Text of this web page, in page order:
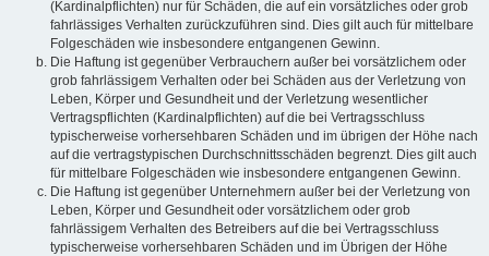
(Kardinalpflichten) nur für Schäden, die auf ein vorsätzliches oder grob
fahrlässiges Verhalten zurückzuführen sind. Dies gilt auch für mittelbare
Folgeschäden wie insbesondere entgangenen Gewinn.
Die Haftung ist gegenüber Verbrauchern außer bei vorsätzlichem oder
grob fahrlässigem Verhalten oder bei Schäden aus der Verletzung von
Leben, Körper und Gesundheit und der Verletzung wesentlicher
Vertragspflichten (Kardinalpflichten) auf die bei Vertragsschluss
typischerweise vorhersehbaren Schäden und im übrigen der Höhe nach
auf die vertragstypischen Durchschnittsschäden begrenzt. Dies gilt auch
für mittelbare Folgeschäden wie insbesondere entgangenen Gewinn.
Die Haftung ist gegenüber Unternehmern außer bei der Verletzung von
Leben, Körper und Gesundheit oder vorsätzlichem oder grob
fahrlässigem Verhalten des Betreibers auf die bei Vertragsschluss
typischerweise vorhersehbaren Schäden und im Übrigen der Höhe